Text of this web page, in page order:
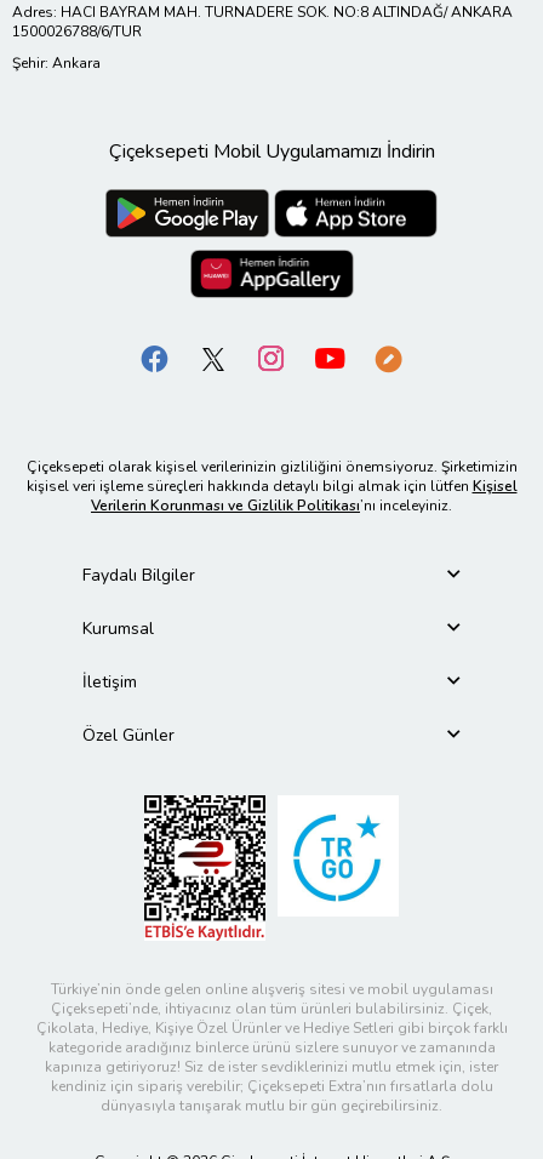
Adres: HACI BAYRAM MAH. TURNADERE SOK. NO:8 ALTINDAĞ/ ANKARA
1500026788/6/TUR
Şehir: Ankara
Çiçeksepeti Mobil Uygulamamızı İndirin
Çiçeksepeti olarak kişisel verilerinizin gizliliğini önemsiyoruz. Şirketimizin
kişisel veri işleme süreçleri hakkında detaylı bilgi almak için lütfen Kişisel
Verilerin Korunması ve Gizlilik Politikası’nı inceleyiniz.
Faydalı Bilgiler
Kurumsal
İletişim
Özel Günler
Türkiye’nin önde gelen online alışveriş sitesi ve mobil uygulaması
Çiçeksepeti’nde, ihtiyacınız olan tüm ürünleri bulabilirsiniz. Çiçek,
Çikolata, Hediye, Kişiye Özel Ürünler ve Hediye Setleri gibi birçok farklı
kategoride aradığınız binlerce ürünü sizlere sunuyor ve zamanında
kapınıza getiriyoruz! Siz de ister sevdiklerinizi mutlu etmek için, ister
kendiniz için sipariş verebilir; Çiçeksepeti Extra’nın fırsatlarla dolu
dünyasıyla tanışarak mutlu bir gün geçirebilirsiniz.